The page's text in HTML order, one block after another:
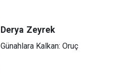
Derya Zeyrek
Günahlara Kalkan: Oruç